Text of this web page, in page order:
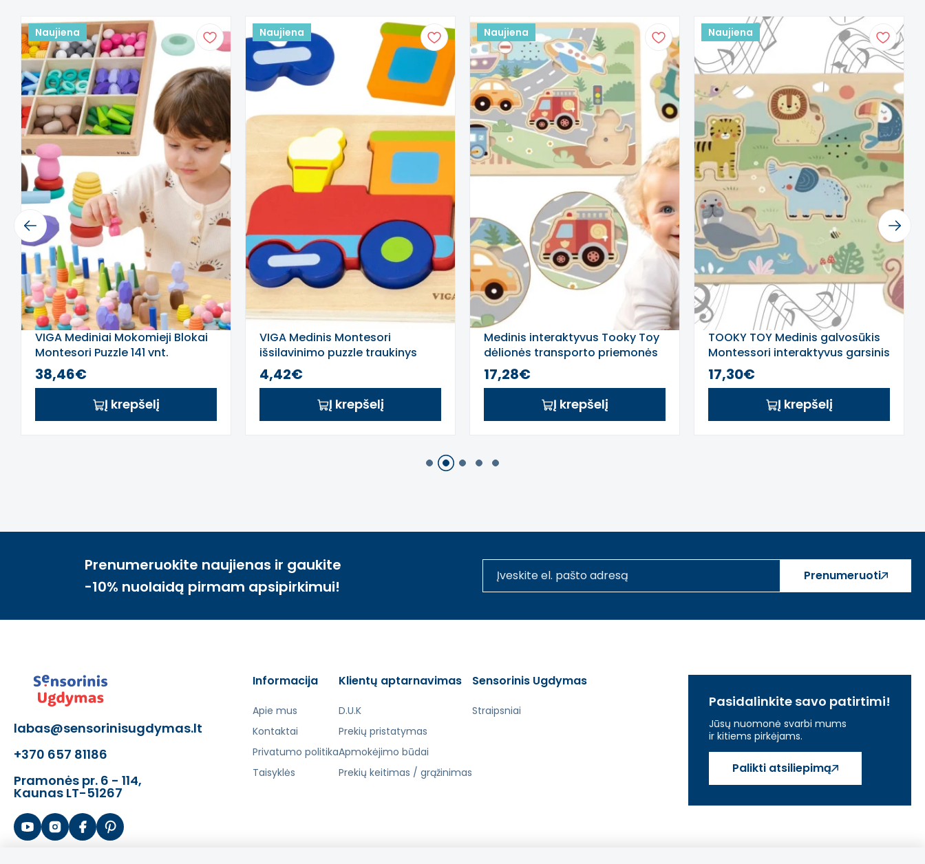
- Koncentraciją ir pasakojimo įgūdžius
- Smulkiuosius motorikos įgūdžius ir rankos judesių preciziją
- Rankdarbių įgūdžius ir rūšiavimą
- Žinias apie egzotiškus gyvūnus ir jų gyvenamosios vietos
Šis aprašymas išverstas naudojant dirbtinį intelektą. Atsiprašome už galimas klaidas, vyksta redagavimas.
Previous
Naujiena
VIGA Mediniai Mokomieji Blokai
Montesori Puzzle 141 vnt.
38,46€
Į krepšelį
Naujiena
VIGA Medinis Montesori
išsilavinimo puzzle traukinys
4,42€
Į krepšelį
Naujiena
Medinis interaktyvus Tooky Toy
dėlionės transporto priemonės
17,28€
Į krepšelį
Naujiena
TOOKY TOY Medinis galvosūkis
Montessori interaktyvus garsinis
galvosūkis Laimingieji gyvūnai
savanoje
17,30€
Į krepšelį
Next
1 2 3 4 5
Prenumeruokite naujienas ir gaukite
-10% nuolaidą pirmam apsipirkimui!
Prenumeruoti
labas@sensorinisugdymas.lt
+370 657 81186
Pramonės pr. 6 - 114,
Kaunas LT-51267
Informacija
Apie mus
Kontaktai
Privatumo politika
Taisyklės
Klientų aptarnavimas
D.U.K
Prekių pristatymas
Apmokėjimo būdai
Prekių keitimas / grąžinimas
Sensorinis Ugdymas
Straipsniai
Pasidalinkite savo patirtimi!
Jūsų nuomonė svarbi mums
ir kitiems pirkėjams.
Palikti atsiliepimą